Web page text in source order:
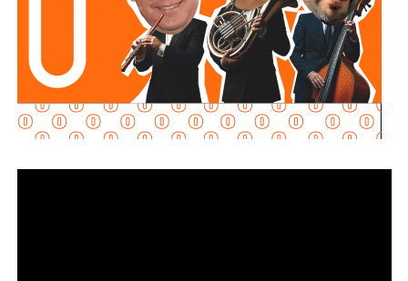
. El juzgador federalrechazó la petición al determinar
que no se acreditaron los requisitos legales
probatorios para otorgar el arraigo domiciliario,